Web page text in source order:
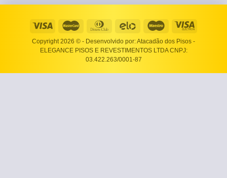
Copyright 2026 © - Desenvolvido por: Atacadão dos Pisos -
ELEGANCE PISOS E REVESTIMENTOS LTDA CNPJ:
03.422.263/0001-87